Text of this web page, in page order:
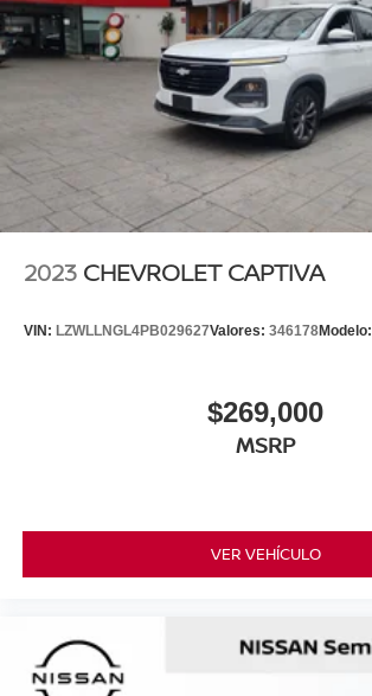
2023 CHEVROLET CAPTIVA
VIN: LZWLLNGL4PB029627Valores: 346178Modelo:
$269,000
MSRP
VER VEHÍCULO